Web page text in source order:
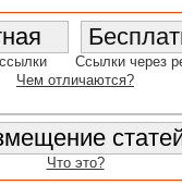
Ссылки через
Чем отличаются?
Что это?